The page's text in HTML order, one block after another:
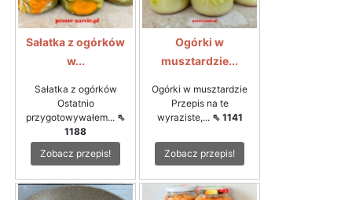
Sałatka z ogórków
w...
Sałatka z ogórków
Ostatnio
przygotowywałem... ⇖
1188
Zobacz przepis!
Ogórki w
musztardzie...
Ogórki w musztardzie
Przepis na te
wyraziste,... ⇖ 1141
Zobacz przepis!